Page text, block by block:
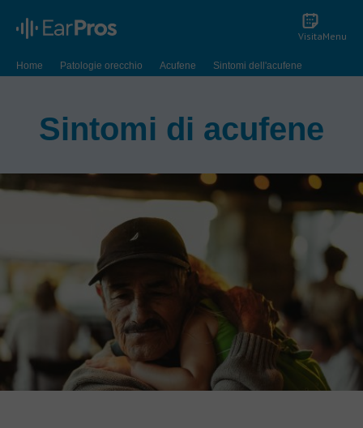
VisitaMenu
Home Patologie orecchio Acufene Sintomi dell'acufene
Sintomi di acufene